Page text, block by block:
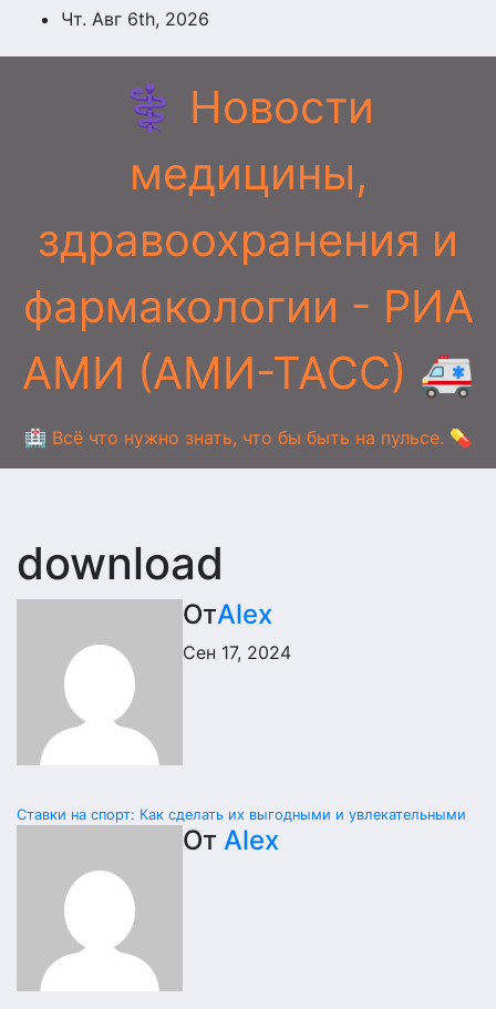
ПерейтиЧт. Авг 6th, 2026
⚕️ Новости
медицины,
здравоохранения и
фармакологии - РИА
АМИ (АМИ-ТАСС) 🚑
🏥 Всё что нужно знать, что бы быть на пульсе. 💊
download
ОтAlex
Сен 17, 2024
Навигация
записям
Ставки на спорт: Как сделать их выгодными и увлекательными
От Alex